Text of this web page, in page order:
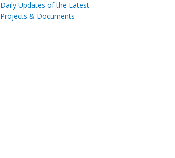
Daily Updates of the Latest
Projects & Documents